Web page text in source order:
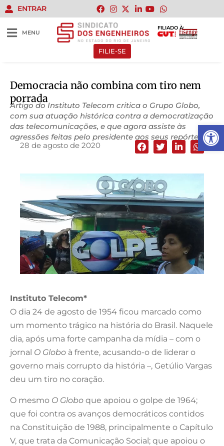
Abrir
ENTRAR
MENU
FILIADO À:
FILIE-SE
Democracia não combina com tiro nem
porrada
Artigo do Instituto Telecom critica o Grupo Globo,
com sua atuação histórica contra a democratização
das telecomunicações, e que agora assiste às
agressões feitas pelo presidente aos seus repórteres.
28 de agosto de 2020
Instituto Telecom*
O dia 24 de agosto de 1954 ficou marcado como
um momento trágico na história do Brasil. Naquele
dia, após uma forte campanha da mídia – com o
jornal O Globo à frente, acusando-o de liderar o
governo mais corrupto da história –, Getúlio Vargas
deu um tiro no coração.
O mesmo O Globo que apoiou o golpe de 1964;
que foi contra os avanços democráticos contidos
na Constituição de 1988, principalmente o Capítulo
V, que trata da Comunicação Social; que apoiou o